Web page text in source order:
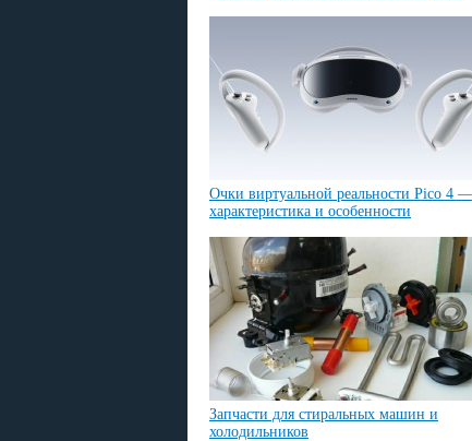
Очки виртуальной реальности Pico 4 —
характеристика и особенности
Запчасти для стиральных машин и
холодильников